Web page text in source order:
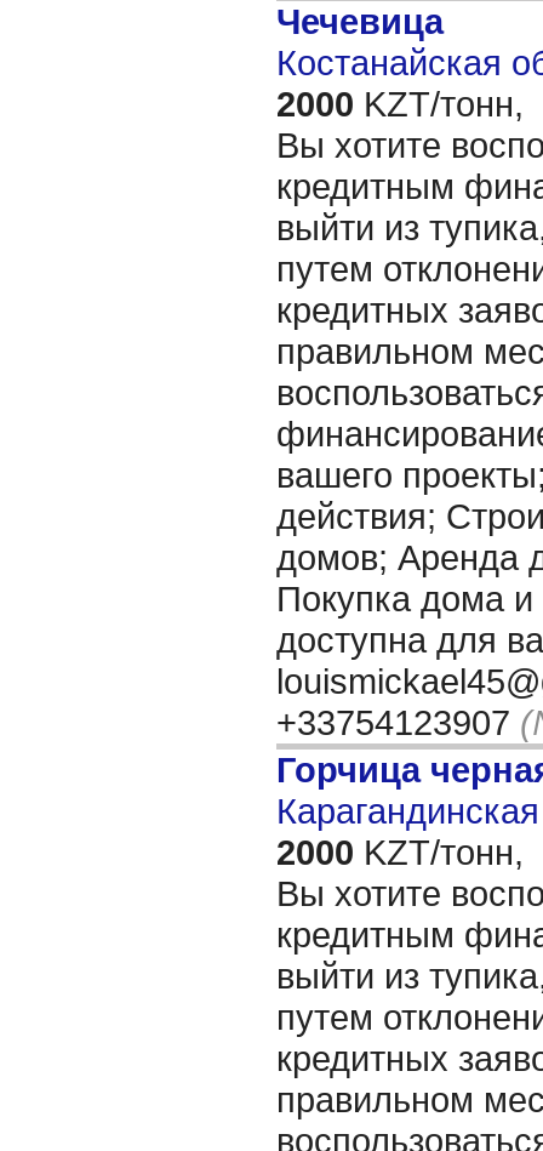
Чечевица
Костанайская
2000 KZT/тонн,
Вы хотите
кредитным
выйти из
путем
кредитных
правильном
вашего
действия;
домов; Аренда
Покупка дома и
доступна для
+33754123907
Горчица
2000 KZT/тонн,
Вы хотите
кредитным
выйти из
путем
кредитных
правильном